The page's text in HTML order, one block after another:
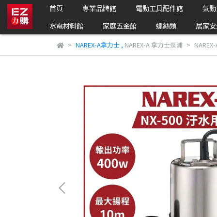
首頁 專業品牌館 電動工具配件館
氣
水電材料館
家庭五金館 螺絲類 居家
NAREX-A拿力士, NAREX-A 拿力士泵浦